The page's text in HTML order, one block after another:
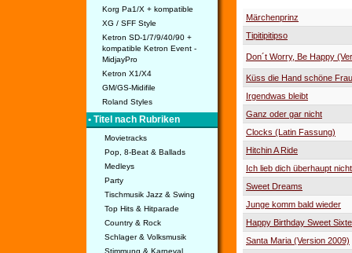
Korg Pa1/X + kompatible
XG / SFF Style
Ketron SD-1/7/9/40/90 +
kompatible Ketron Event -
MidjayPro
Ketron X1/X4
GM/GS-Midifile
Roland Styles
• Titel nach Rubriken
Movietracks
Pop, 8-Beat & Ballads
Medleys
Party
Tischmusik Jazz & Swing
Top Hits & Hitparade
Country & Rock
Schlager & Volksmusik
Stimmung & Karneval
Märchenprinz
Tipitipitipso
Don´t Worry, Be Happy
Küss die Hand schöne Frau
Irgendwas bleibt
Ganz oder gar nicht
Clocks (Latin Fassung)
Hitchin A Ride
Ich lieb dich überhaupt
Sweet Dreams
Junge komm bald wieder
Happy Birthday Sweet
Santa Maria (Version 2009)